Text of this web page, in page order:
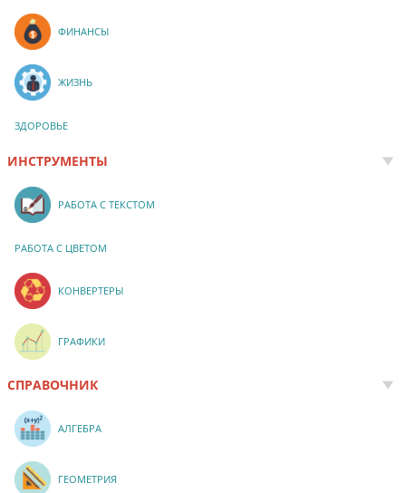
ФИНАНСЫ
ЖИЗНЬ
ЗДОРОВЬЕ
ИНСТРУМЕНТЫ
РАБОТА С ТЕКСТОМ
РАБОТА С ЦВЕТОМ
КОНВЕРТЕРЫ
ГРАФИКИ
СПРАВОЧНИК
АЛГЕБРА
ГЕОМЕТРИЯ